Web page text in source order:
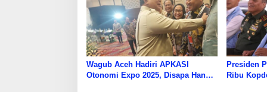
Wagub Aceh Hadiri APKASI
Otonomi Expo 2025, Disapa Hangat
Presiden
Ribu